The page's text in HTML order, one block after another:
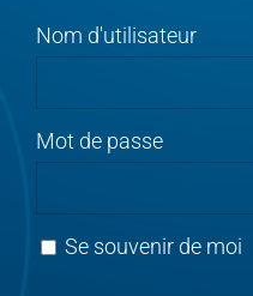
Nom d'utilisateur
Mot de passe
Se souvenir de moi